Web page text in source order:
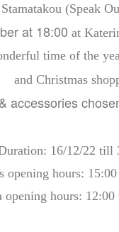
(Speak
at 18:00 at
time of the
and Christmas
accessories
16/12/22 till
opening hours:
opening hours: